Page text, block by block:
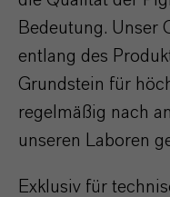
Bedeutung. Unser
entlang des
Grundstein für
regelmäßig nach
unseren Laboren
Exklusiv für